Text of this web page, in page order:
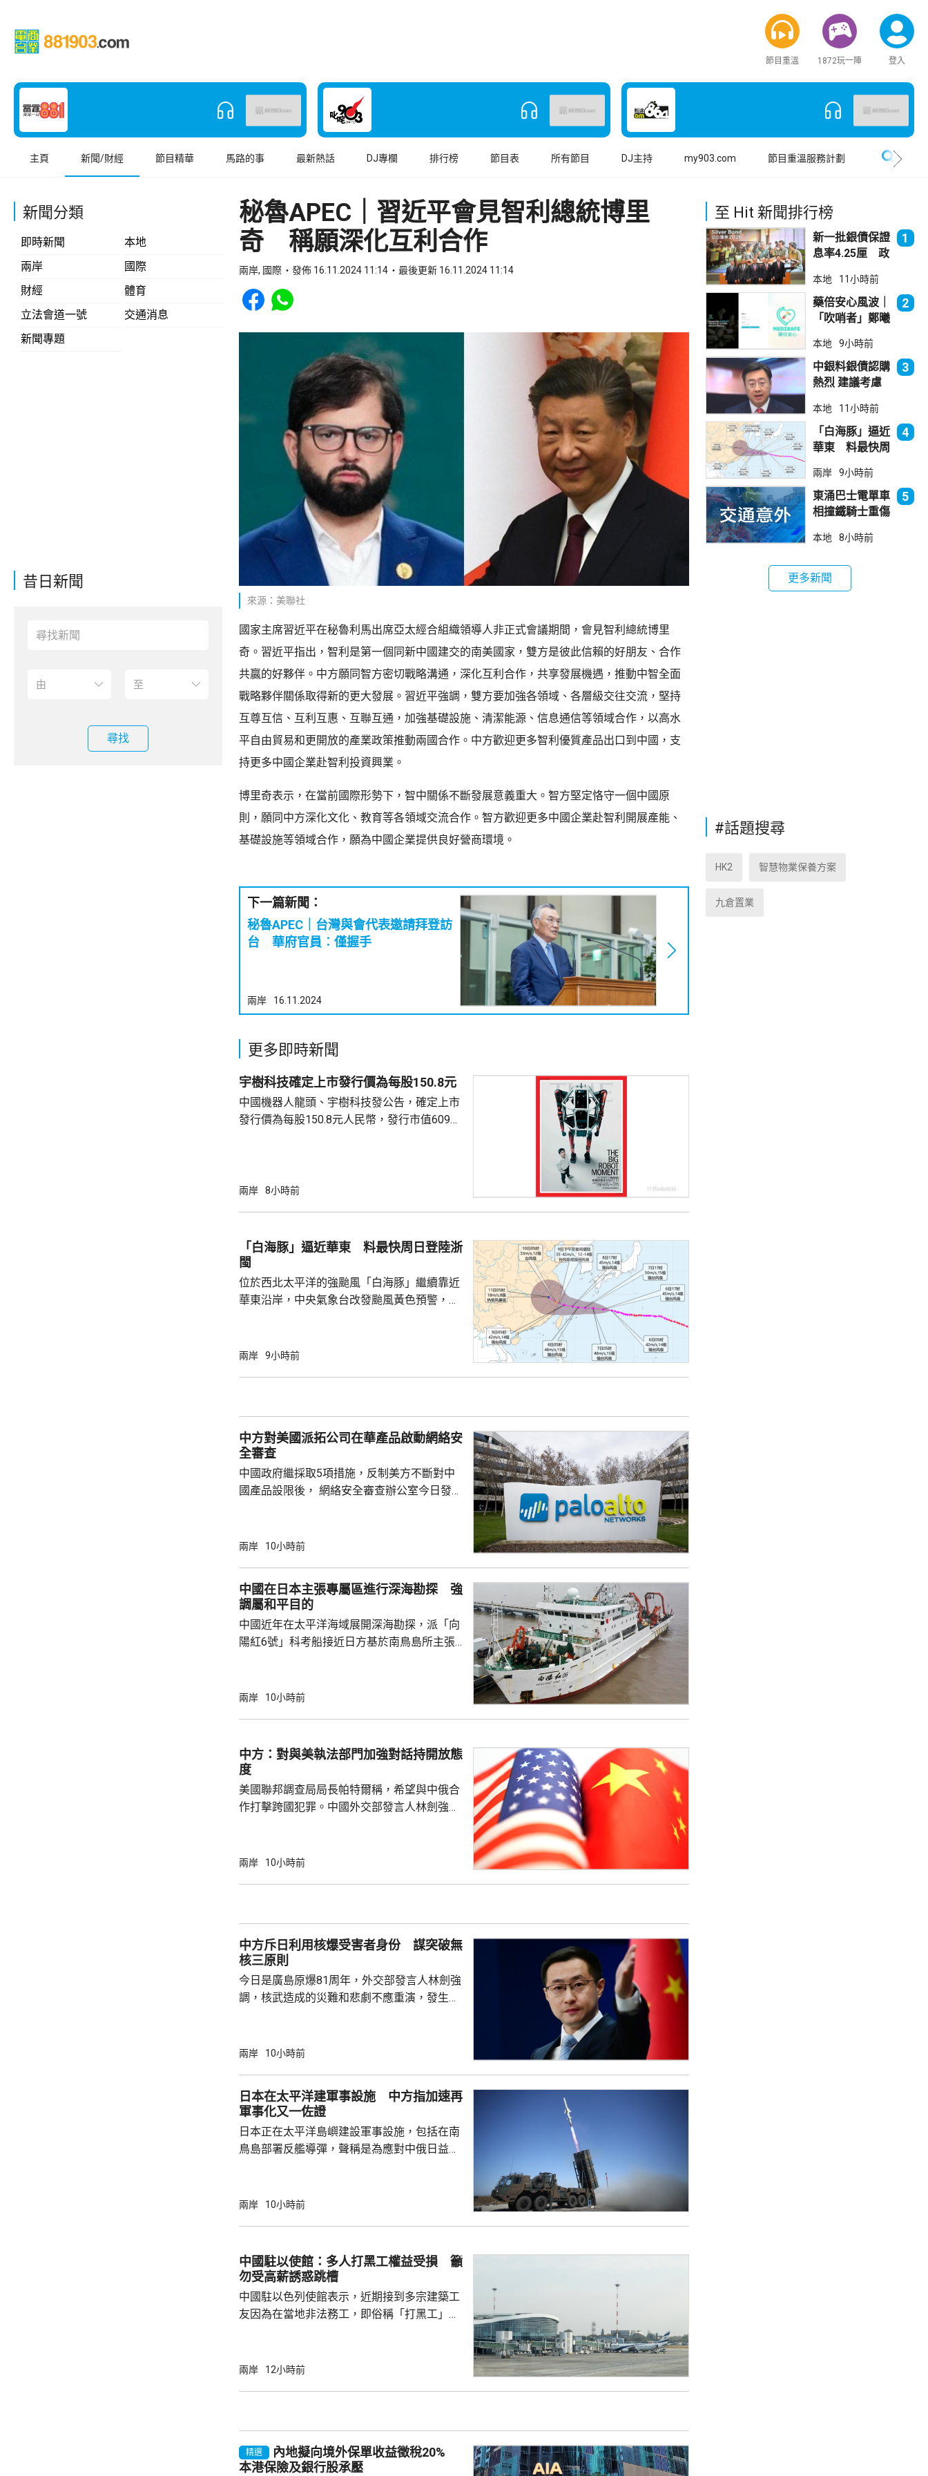
節目重溫 1872玩一陣 登入
主頁 新聞/財經 節目精華 馬路的事 最新熱話 DJ專欄 排行榜 節目表 所有節目 DJ主持 my903.com 節目重溫服務計劃
新聞分類
即時新聞
本地
兩岸
國際
財經
體育
立法會道一號
交通消息
新聞專題
昔日新聞
尋找
秘魯APEC｜習近平會見智利總統博里
奇 稱願深化互利合作
兩岸, 國際 發佈 16.11.2024 11:14 最後更新 16.11.2024 11:14
Share to Facebook
Share to WhatsApp
來源：美聯社
國家主席習近平在秘魯利馬出席亞太經合組織領導人非正式會議期間，會見智利總統博里
奇。習近平指出，智利是第一個同新中國建交的南美國家，雙方是彼此信賴的好朋友、合作
共贏的好夥伴。中方願同智方密切戰略溝通，深化互利合作，共享發展機遇，推動中智全面
戰略夥伴關係取得新的更大發展。習近平強調，雙方要加強各領域、各層級交往交流，堅持
互尊互信、互利互惠、互聯互通，加強基礎設施、清潔能源、信息通信等領域合作，以高水
平自由貿易和更開放的產業政策推動兩國合作。中方歡迎更多智利優質產品出口到中國，支
持更多中國企業赴智利投資興業。
博里奇表示，在當前國際形勢下，智中關係不斷發展意義重大。智方堅定恪守一個中國原
則，願同中方深化文化、教育等各領域交流合作。智方歡迎更多中國企業赴智利開展產能、
基礎設施等領域合作，願為中國企業提供良好營商環境。
下一篇新聞：
秘魯APEC｜台灣與會代表邀請拜登訪
台 華府官員︰僅握手
兩岸 16.11.2024
更多即時新聞
宇樹科技確定上市發行價為每股150.8元
中國機器人龍頭、宇樹科技發公告，確定上市
發行價為每股150.8元人民幣，發行市值609億
開發行新股4040多萬股，擬發行數量佔發行後
戰略配售數量約為809萬股。發行完成後，宇
樹科技總股本...
兩岸 8小時前
「白海豚」逼近華東 料最快周日登陸浙
閩
位於西北太平洋的強颱風「白海豚」繼續靠近
華東沿岸，中央氣象台改發颱風黃色預警，預
一早上在浙江到福建北部沿岸地區登陸，風力
統結合，可能為北方帶來時間長、範圍大的風
雨影響。國家海洋預報台發布海浪橙...
兩岸 9小時前
中方對美國派拓公司在華產品啟動網絡安
全審查
中國政府繼採取5項措施，反制美方不斷對中
國產品設限後， 網絡安全審查辦公室今日發公
公告指，為保障關鍵信息基礎設施安全穩定運
拓產品實施網絡安全審查。 商務部昨日宣布對
美國採取5項反制措施，包括加強無人機相關
兩用物項對出口管...
兩岸 10小時前
中國在日本主張專屬區進行深海勘探 強
調屬和平目的
中國近年在太平洋海域展開深海勘探，派「向
陽紅6號」科考船接近日方基於南鳥島所主張
林劍回應說，中方開展的海洋科研活動服務是
益。 至於中國航母「遼寧艦」去年6月進入太
平洋區域，林劍強調，中國一貫奉行防禦性國
防政策，中國軍艦在有關海域活動完全符...
兩岸 10小時前
中方：對與美執法部門加強對話持開放態
度
美國聯邦調查局局長帕特爾稱，希望與中俄合
作打擊跨國犯罪。中國外交部發言人林劍強
神，與美方開展執法領域合作。至於雙方是否
兩岸 10小時前
中方斥日利用核爆受害者身份 謀突破無
核三原則
今日是廣島原爆81周年，外交部發言人林劍強
調，核武造成的災難和悲劇不應重演，發生核
右翼勢力長期篡改歷史事實，政治利用「核爆
脫侵略罪責，執政當局近來更企圖整軍擴武，
尋求美國強化對日本的核保護、圖謀突破「無
核三原則」，首相官邸高官甚至叫囂謀...
兩岸 10小時前
日本在太平洋建軍事設施 中方指加速再
軍事化又一佐證
日本正在太平洋島嶼建設軍事設施，包括在南
鳥島部署反艦導彈，聲稱是為應對中俄日益頻
日方停止造謠抹黑，切實反躬自省，認真汲取
行，為亞洲鄰國和世界帶來深重災難，時至今
日不僅拒絕反省歷史，還故技重施，不斷炮製
兩岸 10小時前
中國駐以使館：多人打黑工權益受損 籲
勿受高薪誘惑跳槽
中國駐以色列使館表示，近期接到多宗建築工
友因為在當地非法務工，即俗稱「打黑工」，
政策要求和當地法律規定，簽訂正規勞務合
注以色列方面對「打黑工」行為，正採取越來
越嚴厲的清理整頓和打擊，凡被查處者均會...
兩岸 12小時前
精選
內地擬向境外保單收益徵稅20%
本港保險及銀行股承壓
至 Hit 新聞排行榜
新一批銀債保證
息率4.25厘 政
吸引力
1
本地 11小時前
藥倍安心風波｜
「吹哨者」鄭曦
進行刑事調查
2
本地 9小時前
中銀料銀債認購
熱烈 建議考慮
3
本地 11小時前
「白海豚」逼近
華東 料最快周
4
兩岸 9小時前
東涌巴士電單車
相撞鐵騎士重傷
被捕
5
本地 8小時前
更多新聞
#話題搜尋
HK2 智慧物業保養方案
九倉置業